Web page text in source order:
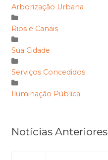
Arborização Urbana
Rios e Canais
Sua Cidade
Serviços Concedidos
Iluminação Pública
Notícias Anteriores